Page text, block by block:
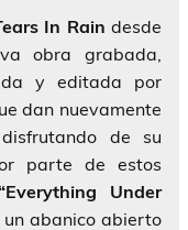
In Rain desde
obra grabada,
y editada por
dan nuevamente
de su
parte de estos
Under
abanico abierto